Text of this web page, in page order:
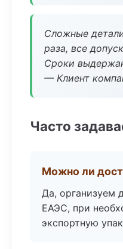
Сложные
раза, все
Сроки
— Клиент
Часто
Можно ли
Да, организуем
ЕАЭС, при
экспортную